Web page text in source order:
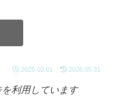
2025.02.01 2026.05.31
利用しています